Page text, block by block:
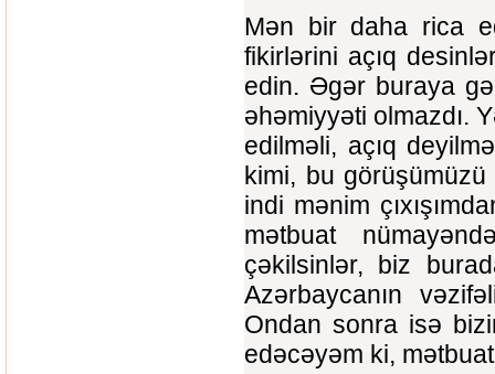
Mən bir daha rica
fikirlərini açıq
edin. Əgər buraya
əhəmiyyəti olmazdı.
edilməli, açıq
kimi, bu
indi mənim
mətbuat
çəkilsinlər, biz
Azərbaycanın
Ondan sonra isə
edəcəyəm ki,